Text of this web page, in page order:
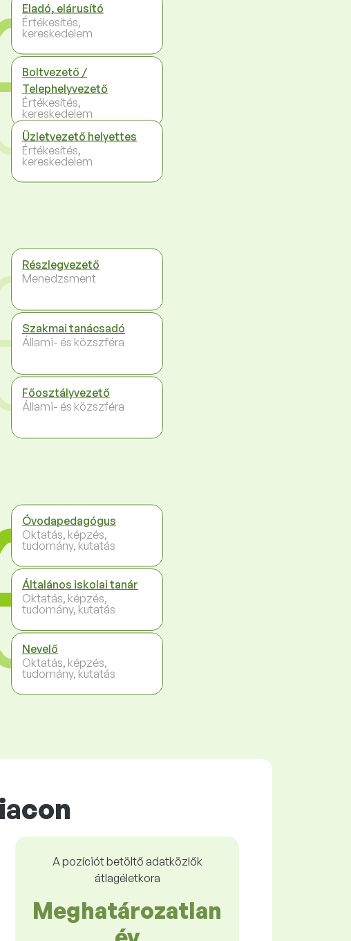
Eladó, elárusító
Értékesítés,
kereskedelem
Boltvezető /
Telephelyvezető
Értékesítés,
kereskedelem
Üzletvezető helyettes
Értékesítés,
kereskedelem
Részlegvezető
Menedzsment
Szakmai tanácsadó
Állami- és közszféra
Főosztályvezető
Állami- és közszféra
Óvodapedagógus
Oktatás, képzés,
tudomány, kutatás
Általános iskolai tanár
Oktatás, képzés,
tudomány, kutatás
Nevelő
Oktatás, képzés,
tudomány, kutatás
A pozíciót betöltő adatközlők
átlagéletkora
Meghatározatlan